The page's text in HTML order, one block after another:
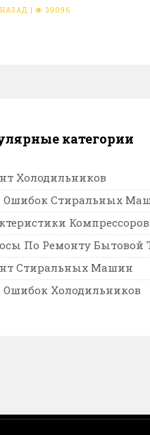
39096
категории
Холодильников
Ошибок Стиральных
Компрессоров
По Ремонту Бытовой
Стиральных Машин
Ошибок Холодильников